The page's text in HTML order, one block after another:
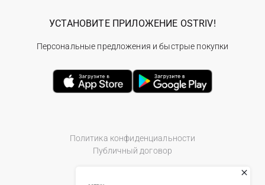
Политика конфиденциальности
Публичный договор
УСТАНОВИТЕ ПРИЛОЖЕНИЕ OSTRIV!
Персональные предложения и быстрые покупки